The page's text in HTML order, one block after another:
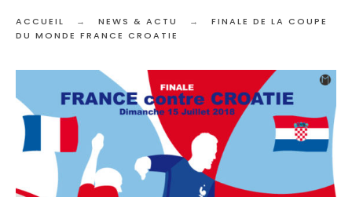
ACCUEIL NEWS & ACTU
FINALE DE LA COUPE
DU MONDE FRANCE CROATIE